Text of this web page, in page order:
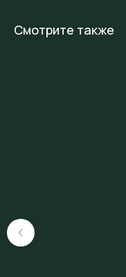
Смотрите также